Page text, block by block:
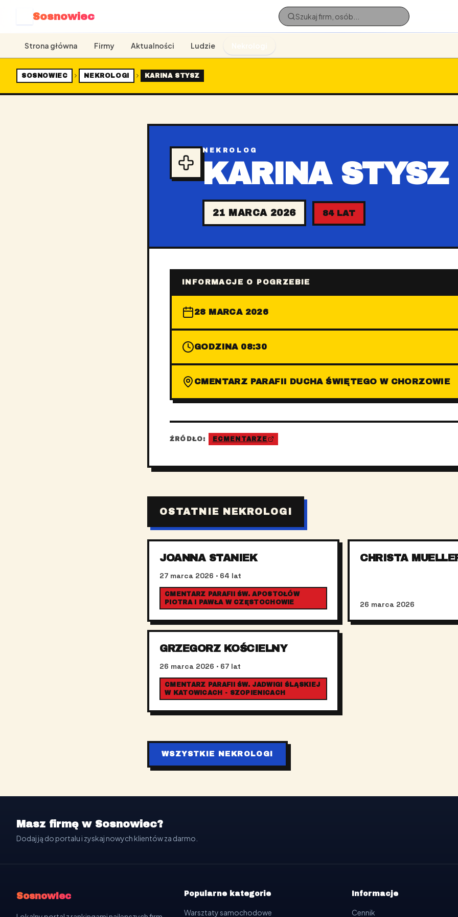
Sosnowiec
Strona główna Firmy Aktualności Ludzie
SOSNOWIEC NEKROLOGI KARINA STYSZ
NEKROLOG
KARINA STYSZ
21 MARCA 2026 84 LAT
INFORMACJE O POGRZEBIE
28 MARCA 2026
GODZINA 08:30
CMENTARZ PARAFII DUCHA ŚWIĘTEGO W CHORZOWIE
ŹRÓDŁO: ECMENTARZE
OSTATNIE NEKROLOGI
JOANNA STANIEK
27 marca 2026 · 64 lat
CMENTARZ PARAFII ŚW. APOSTOŁÓW
PIOTRA I PAWŁA W CZĘSTOCHOWIE
CHRISTA
26 marca 2026
GRZEGORZ KOŚCIELNY
26 marca 2026 · 67 lat
CMENTARZ PARAFII ŚW. JADWIGI ŚLĄSKIEJ
W KATOWICACH - SZOPIENICACH
WSZYSTKIE NEKROLOGI
Masz firmę w Sosnowiec?
Dodaj ją do portalu i zyskaj nowych klientów za darmo.
Sosnowiec Popularne kategorie
Warsztaty samochodowe
Informacje
Cennik